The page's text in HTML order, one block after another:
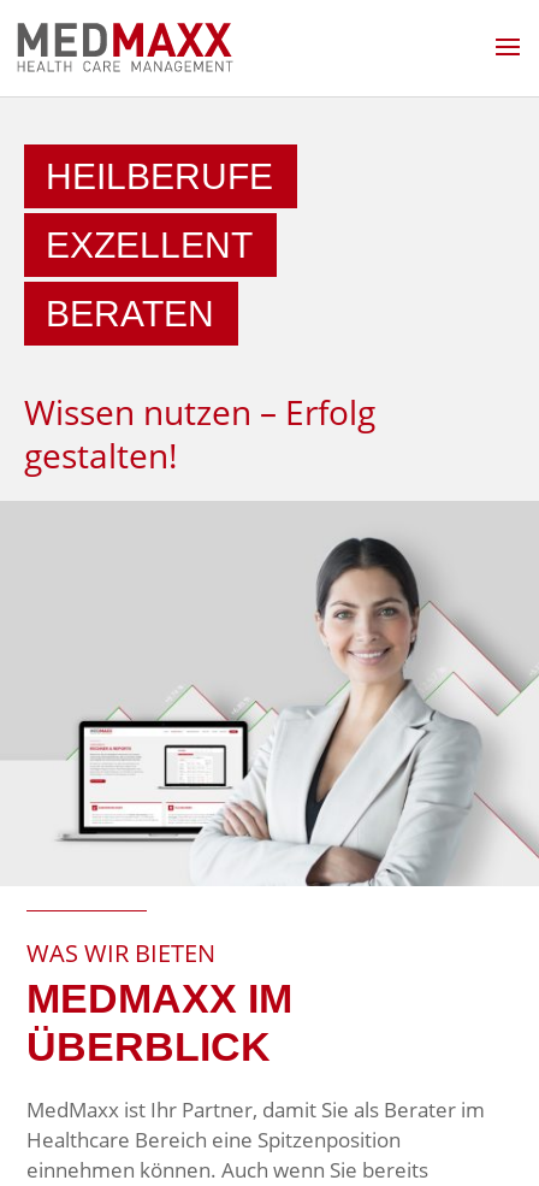
HEILBERUFE
EXZELLENT
BERATEN
Wissen nutzen – Erfolg
gestalten!
WAS WIR BIETEN
MEDMAXX IM
ÜBERBLICK
MedMaxx ist Ihr Partner, damit Sie als Berater im
Healthcare Bereich eine Spitzenposition
einnehmen können. Auch wenn Sie bereits